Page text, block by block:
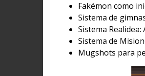
Fakémon como
Sistema de
Sistema
Sistema de
Mugshots para